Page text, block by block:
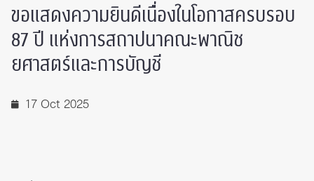
ขอแสดงความยินดีเนื่องในโอกาสครบรอบ
87 ปี แห่งการสถาปนาคณะพาณิช
ยศาสตร์และการบัญชี
17 Oct 2025